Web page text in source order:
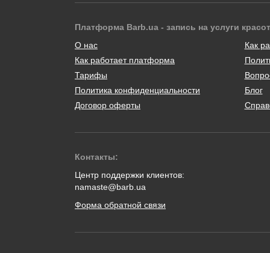
Платформа Barb.ua - запись на услуги
О нас
Как работает платформа
Тарифы
Политика конфиденциальности
Договор оферты
Как
Блог
Контакты:
Центр поддержки клиентов:
namaste@barb.ua
Форма обратной связи